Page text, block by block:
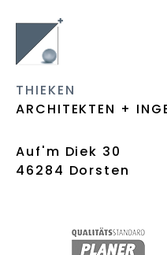
THIEKEN
ARCHITEKTEN +
Auf'm Diek 30
46284 Dorsten